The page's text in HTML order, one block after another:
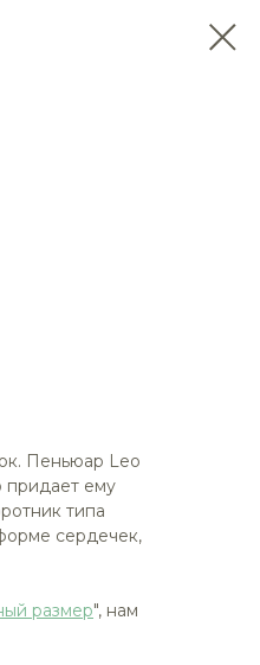
Пеньюар Leo
придает ему
типа
сердечек,
размер", нам